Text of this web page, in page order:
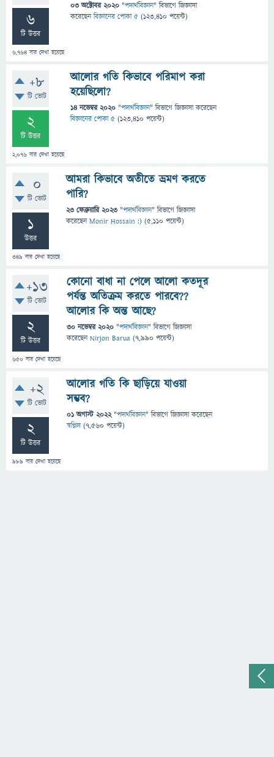
6
টি উত্তর
6,764 বার দেখা হয়েছে
03 অক্টোবর 2020 "পদার্থবিজ্ঞান" বিভাগে জিজ্ঞাসা
করেছেনবিজ্ঞানের পোকা ৫ (123,410 পয়েন্ট)
+8
টি ভোট
2
টি উত্তর
2,076 বার দেখা হয়েছে
আলোর গতি কিভাবে পরিমাপ করা
হয়েছিলো?
14 নভেম্বর 2020 "পদার্থবিজ্ঞান" বিভাগে জিজ্ঞাসাকরেছেন
বিজ্ঞানের পোকা ৫ (123,410 পয়েন্ট)
0
টি ভোট
1
উত্তর
349 বার দেখা হয়েছে
আমরা কিভাবে অতীতে ভ্রমণ করতে
পারি?
23 ফেব্রুয়ারি 2023 "পদার্থবিজ্ঞান" বিভাগে জিজ্ঞাসা
করেছেনMonir Hossain :) (5,110 পয়েন্ট)
+13
টি ভোট
2
টি উত্তর
650 বার দেখা হয়েছে
কোনো বাধা না পেলে আলো কতদূর
পর্যন্ত অতিক্রম করতে পারবে??
আলোর কি অন্ত আছে?
30 নভেম্বর 2020 "পদার্থবিজ্ঞান" বিভাগে জিজ্ঞাসা
করেছেনNirjon Barua (7,990 পয়েন্ট)
+2
টি ভোট
2
টি উত্তর
989 বার দেখা হয়েছে
আলোর গতি কি ছাড়িয়ে যাওয়া
সম্ভব?
01 অগাস্ট 2022 "পদার্থবিজ্ঞান" বিভাগে জিজ্ঞাসাকরেছেন
স্বপ্নিল (7,560 পয়েন্ট)